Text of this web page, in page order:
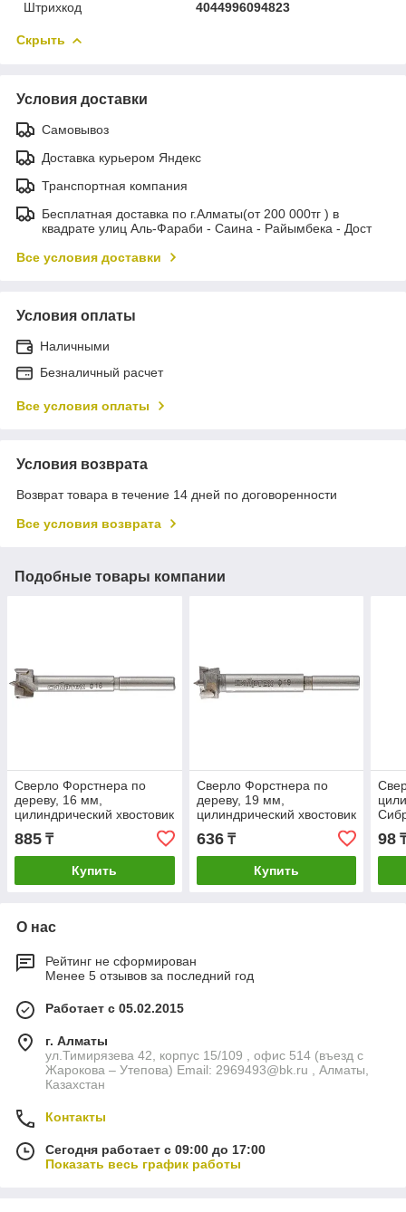
Штрихкод
4044996094823
Скрыть
Условия доставки
Самовывоз
Доставка курьером Яндекс
Транспортная компания
Бесплатная доставка по г.Алматы(от 200 000тг ) в
квадрате улиц Аль-Фараби - Саина - Райымбека - Дост
Все условия доставки
Условия оплаты
Наличными
Безналичный расчет
Все условия оплаты
Условия возврата
Возврат товара в течение 14 дней по договоренности
Все условия возврата
Подобные товары компании
Сверло Форстнера по
дереву, 16 мм,
цилиндрический хвостовик
Сибртех
885 ₸
Купить
Сверло Форстнера по
дереву, 19 мм,
цилиндрический хвостовик
Сибртех
636₸
Купить
98
О нас
Рейтинг не сформирован
Менее 5 отзывов за последний год
Работает с 05.02.2015
г. Алматы
ул.Тимирязева 42, корпус 15/109 , офис 514 (въезд с
Жарокова – Утепова) Email: 2969493@bk.ru , Алматы,
Казахстан
Контакты
Сегодня работает с 09:00 до 17:00
Показать весь график работы